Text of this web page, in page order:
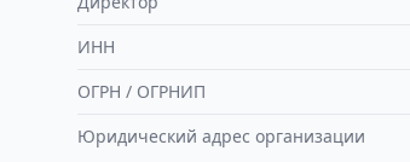
ИНН
ОГРН / ОГРНИП
Юридический адрес организации